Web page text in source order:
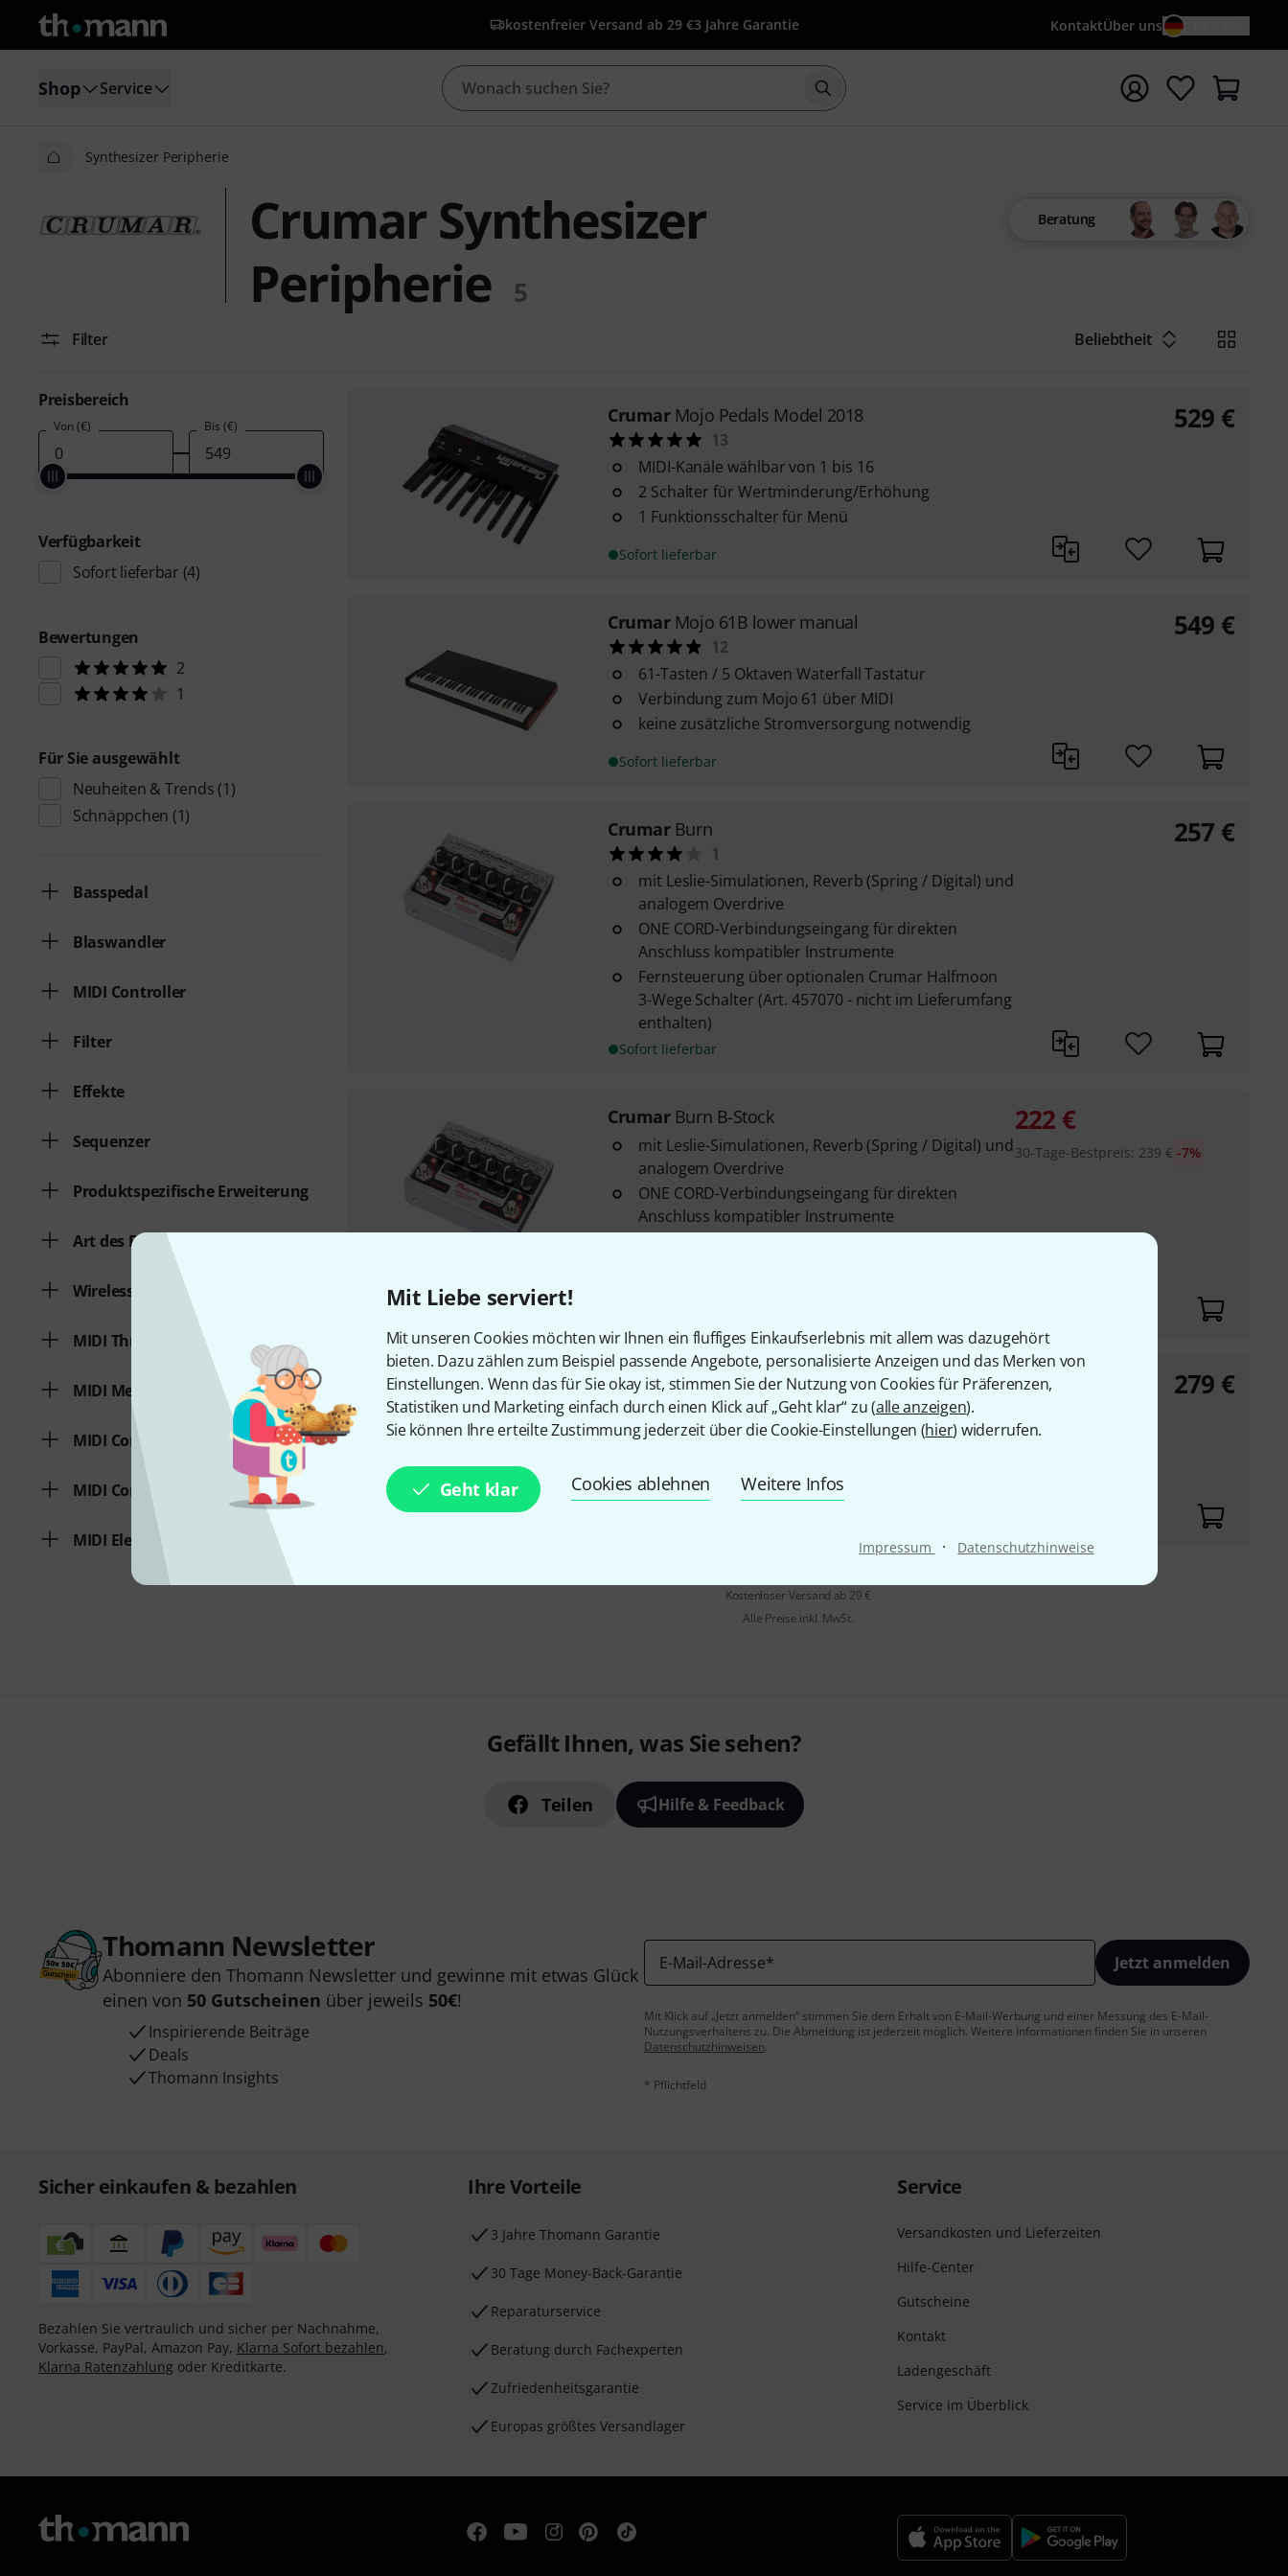
Mit Liebe serviert!
Mit unseren Cookies möchten wir Ihnen ein fluffiges Einkaufserlebnis mit allem was dazugehört
bieten. Dazu zählen zum Beispiel passende Angebote, personalisierte Anzeigen und das Merken von
Einstellungen. Wenn das für Sie okay ist, stimmen Sie der Nutzung von Cookies für Präferenzen,
Statistiken und Marketing einfach durch einen Klick auf „Geht klar“ zu (alle anzeigen).
Sie können Ihre erteilte Zustimmung jederzeit über die Cookie-Einstellungen (hier) widerrufen.
Geht klar Cookies ablehnen Weitere Infos
Impressum · Datenschutzhinweise
kostenfreier Versand ab 29 €3 Jahre Garantie KontaktÜber uns
Shop Service Suche mit Suchwort {searchTerm} starten
Synthesizer Peripherie
Crumar Synthesizer
Peripherie
5
Beratung
Filter Beliebtheit
Preisbereich
Von (€) Bis (€)
Verfügbarkeit
Sofort lieferbar (4)
Bewertungen
2
1
Für Sie ausgewählt
Neuheiten & Trends (1)
Schnäppchen (1)
Basspedal
Blaswandler
MIDI Controller
Filter
Effekte
Sequenzer
Produktspezifische Erweiterung
Art des Effekts
Wireless MIDI
MIDI Thru
MIDI Merge
MIDI Controller
MIDI Converter / Interface
MIDI Elektronik
Crumar Mojo Pedals Model 2018
13
MIDI-Kanäle wählbar von 1 bis 16
2 Schalter für Wertminderung/Erhöhung
1 Funktionsschalter für Menü
Sofort lieferbar
529 €
Crumar Mojo 61B lower manual
12
61-Tasten / 5 Oktaven Waterfall Tastatur
Verbindung zum Mojo 61 über MIDI
keine zusätzliche Stromversorgung notwendig
Sofort lieferbar
549 €
Crumar Burn
1
mit Leslie-Simulationen, Reverb (Spring / Digital) und
analogem Overdrive
ONE CORD-Verbindungseingang für direkten
Anschluss kompatibler Instrumente
Fernsteuerung über optionalen Crumar Halfmoon
3-Wege Schalter (Art. 457070 - nicht im Lieferumfang
enthalten)
Sofort lieferbar
257 €
Crumar Burn B-Stock
mit Leslie-Simulationen, Reverb (Spring / Digital) und
analogem Overdrive
ONE CORD-Verbindungseingang für direkten
Anschluss kompatibler Instrumente
222 €
30-Tage-Bestpreis: 239 € -7%
CrumarDouble Back
Multimode-Digital-Delay-Pedal
digitale, Tape- und BBD-ähnliche Delay-Sounds
279 €
Kostenloser Versand ab 29 €
Alle Preise inkl. MwSt.
Gefällt Ihnen, was Sie sehen?
Teilen Hilfe & Feedback
Thomann Newsletter
Abonniere den Thomann Newsletter und gewinne mit etwas Glück
einen von 50 Gutscheinen über jeweils 50€!
Inspirierende Beiträge
Deals
Thomann Insights
E-Mail-Adresse* Jetzt anmelden
Mit Klick auf „Jetzt anmelden“ stimmen Sie dem Erhalt von E-Mail-Werbung und einer Messung des E-Mail-
Nutzungsverhaltens zu. Die Abmeldung ist jederzeit möglich. Weitere Informationen finden Sie in unseren
Datenschutzhinweisen.
* Pflichtfeld
Sicher einkaufen & bezahlen
Bezahlen Sie vertraulich und sicher per Nachnahme,
Vorkasse, PayPal, Amazon Pay, Klarna Sofort bezahlen,
Klarna Ratenzahlung oder Kreditkarte.
Ihre Vorteile
3 Jahre Thomann Garantie
30 Tage Money-Back-Garantie
Reparaturservice
Beratung durch Fachexperten
Zufriedenheitsgarantie
Europas größtes Versandlager
Service
Versandkosten und Lieferzeiten
Hilfe-Center
Gutscheine
Kontakt
Ladengeschäft
Service im Überblick